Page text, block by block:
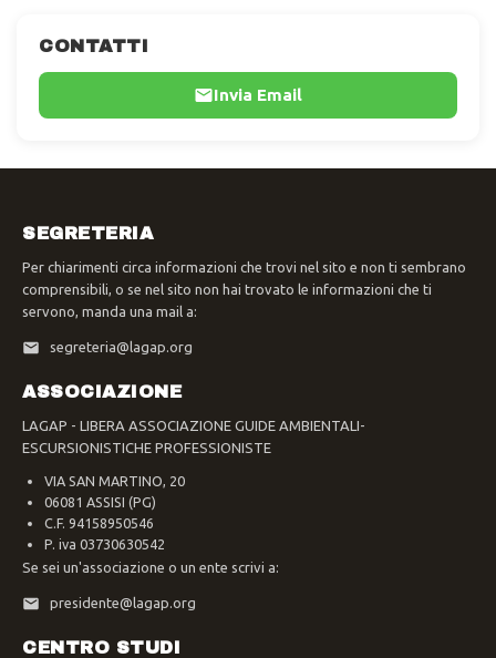
CONTATTI
Invia Email
SEGRETERIA
Per chiarimenti circa informazioni che trovi nel sito e non ti sembrano
comprensibili, o se nel sito non hai trovato le informazioni che ti
servono, manda una mail a:
segreteria@lagap.org
ASSOCIAZIONE
LAGAP - LIBERA ASSOCIAZIONE GUIDE AMBIENTALI-
ESCURSIONISTICHE PROFESSIONISTE
VIA SAN MARTINO, 20
06081 ASSISI (PG)
C.F. 94158950546
P. iva 03730630542
Se sei un'associazione o un ente scrivi a:
presidente@lagap.org
CENTRO STUDI